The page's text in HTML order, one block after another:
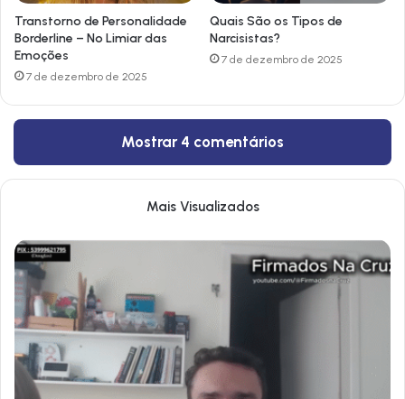
Transtorno de Personalidade
Borderline – No Limiar das
Emoções
7 de dezembro de 2025
Quais São os Tipos de
Narcisistas?
7 de dezembro de 2025
Mostrar 4 comentários
Mais Visualizados